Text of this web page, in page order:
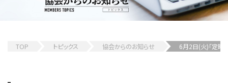
TOP トピックス 協会からのお知らせ 6月2日(火)「定時